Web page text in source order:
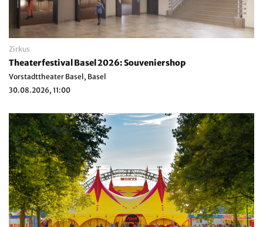
Zirkus
Theaterfestival Basel 2026: Souveniershop
Vorstadttheater Basel, Basel
30.08.2026, 11:00